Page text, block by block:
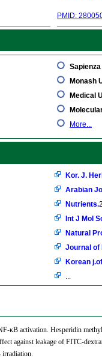
PMID:
Monash
Medical
More...
Kor. J.
Arabian
Nutrients.
Int J Mol
Natural
Journal of
Korean
...
activation. Hesperidin
against leakage of FITC-
irradiation.